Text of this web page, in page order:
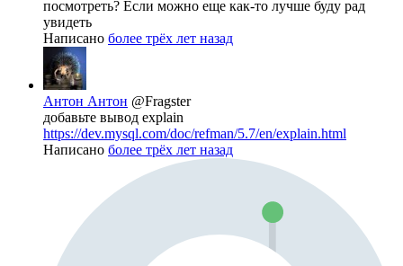
посмотреть? Если можно еще как-то лучше буду рад
увидеть
Написано более трёх лет назад
Антон Антон @Fragster
добавьте вывод explain
https://dev.mysql.com/doc/refman/5.7/en/explain.html
Написано более трёх лет назад